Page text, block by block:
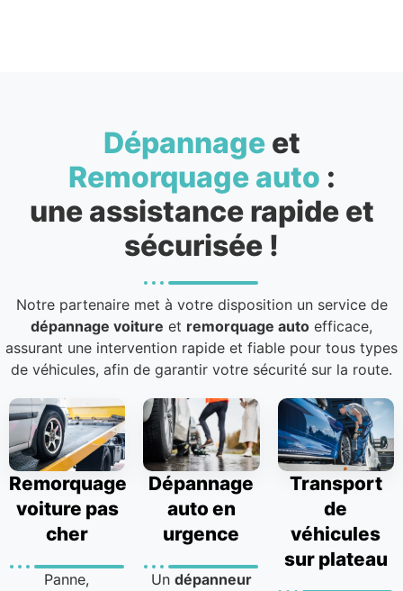
Dépannageet
Remorquage auto :
une assistance rapide et
sécurisée !
Notre partenaire met à votre disposition un service de
dépannage voiture et remorquage auto efficace,
assurant une intervention rapide et fiable pour tous types
de véhicules, afin de garantir votre sécurité sur la route.
Remorquage
voiture pas
cher
Panne,
Dépannage
auto en
urgence
Un dépanneur
Transport
de
véhicules
sur plateau